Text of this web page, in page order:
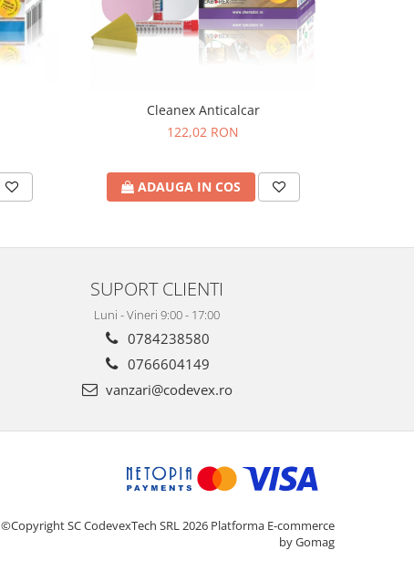
Cleanex Anticalcar
122,02 RON
ADAUGA IN COS
SUPORT CLIENTI
Luni - Vineri 9:00 - 17:00
0784238580
0766604149
vanzari@codevex.ro
©Copyright SC CodevexTech SRL 2026 Platforma E-commerce
by Gomag